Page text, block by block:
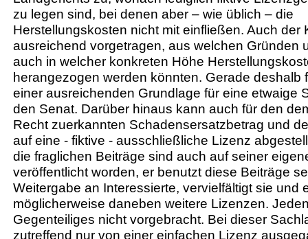
zu legen sind, bei denen aber – wie üblich – die
Herstellungskosten nicht mit einfließen. Auch der
ausreichend vorgetragen, aus welchen Gründen
auch in welcher konkreten Höhe
herangezogen werden könnten. Gerade deshalb
einer ausreichenden Grundlage für eine etwaige
den Senat. Darüber hinaus kann auch für den
Recht zuerkannten Schadensersatzbetrag und
auf eine - fiktive - ausschließliche Lizenz
die fraglichen Beiträge sind auch auf seiner
veröffentlicht worden, er benutzt diese Beiträge
Weitergabe an Interessierte, vervielfältigt sie und
möglicherweise daneben weitere Lizenzen.
Gegenteiliges nicht vorgebracht. Bei dieser
zutreffend nur von einer einfachen Lizenz